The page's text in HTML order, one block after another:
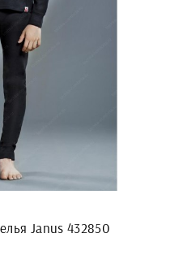
Janus 432850